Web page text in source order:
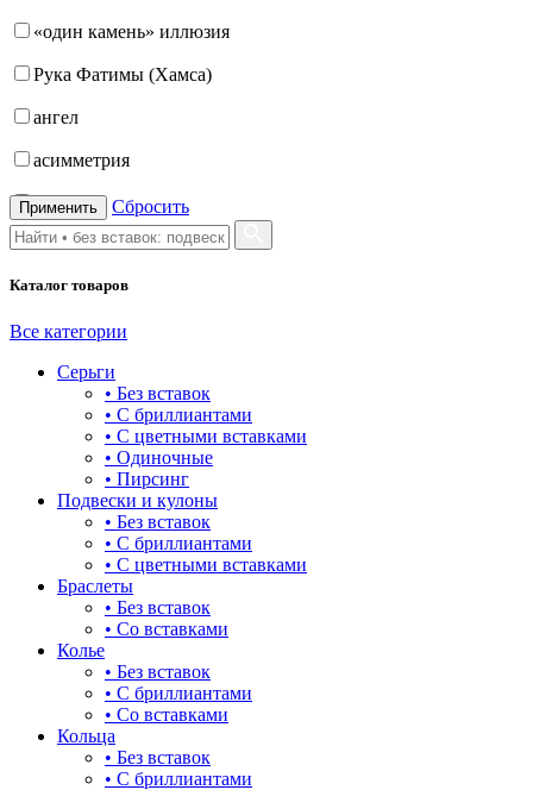
«один камень» иллюзия
Рука Фатимы (Хамса)
ангел
асимметрия
бабочка
бантик
башня
бесконечность
буквы
булавка
гвоздь
деревья
длинные
для мам
драконы и змеи
другие религии
животный мир
Применить Сбросить
Каталог товаров
Все категории
Серьги
• Без вставок
• С бриллиантами
• С цветными вставками
• Одиночные
• Пирсинг
Подвески и кулоны
• Без вставок
• С бриллиантами
• С цветными вставками
Браслеты
• Без вставок
• Со вставками
Колье
• Без вставок
• С бриллиантами
• Со вставками
Кольца
• Без вставок
• С бриллиантами